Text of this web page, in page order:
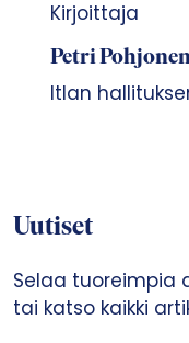
Kirjoittaja
Petri
Itlan
Uutiset
Selaa tuoreimpia
tai katso kaikki